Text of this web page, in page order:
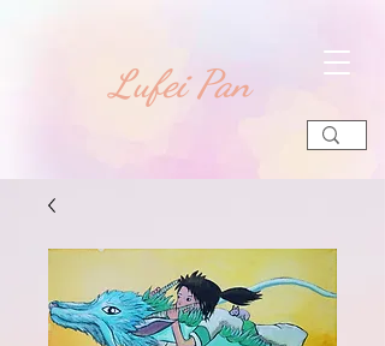
​Lufei Pan